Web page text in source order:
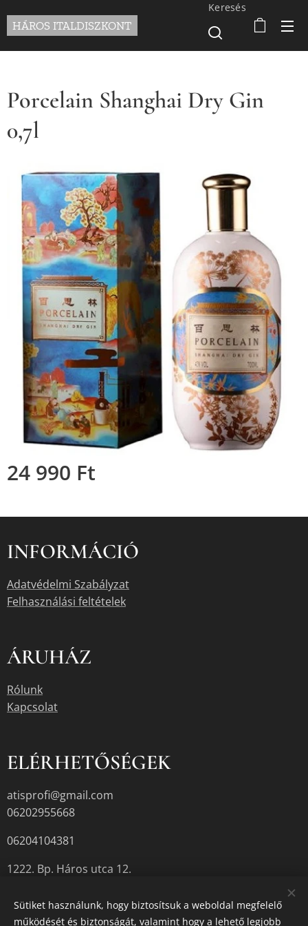
HÁROS ITALDISZKONT
Keresés
Porcelain Shanghai Dry Gin
0,7l
24 990 Ft
INFORMÁCIÓ
Adatvédelmi Szabályzat
Felhasználási feltételek
ÁRUHÁZ
Rólunk
Kapcsolat
ELÉRHETŐSÉGEK
atisprofi@gmail.com
06202955668
06204104381
1222. Bp. Háros utca 12.
Sütiket használunk, hogy biztosítsuk a weboldal megfelelő
működését és biztonságát, valamint hogy a lehető legjobb